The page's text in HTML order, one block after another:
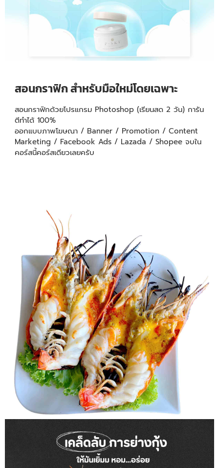
สอนกราฟิก สำหรับมือใหม่โดยเฉพาะ
สอนกราฟิกด้วยโปรแกรม Photoshop (เรียนสด 2 วัน) การัน
ตีทำได้ 100%
ออกแบบภาพโฆษณา / Banner / Promotion / Content
Marketing / Facebook Ads / Lazada / Shopee จบใน
คอร์สนี้คอร์สเดียวเลยครับ